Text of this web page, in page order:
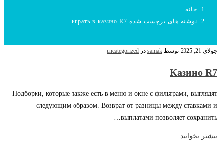
خانه
نوشته های برچسب شده играть в казино R7
جولای 21, 2025 توسط samak در uncategorized
Казино R7
Подборки, которые также есть в меню и окне с фильтрами, выглядят
следующим образом. Возврат от разницы между ставками и
выплатами позволяет сохранить…
بیشتر بخوانید